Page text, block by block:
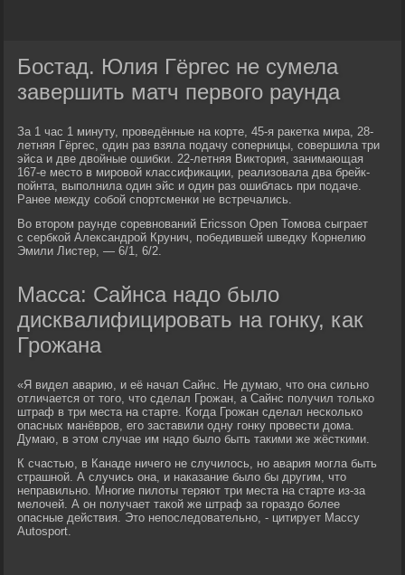
Бостад. Юлия Гёргес не сумела
завершить матч первого раунда
За 1 час 1 минуту, проведённые на корте, 45-я ракетка мира, 28-
летняя Гёргес, один раз взяла подачу соперницы, совершила три
эйса и две двойные ошибки. 22-летняя Виктория, занимающая
167-е место в мировой классификации, реализовала два брейк-
пойнта, выполнила один эйс и один раз ошиблась при подаче.
Ранее между собой спортсменки не встречались.
Во втором раунде соревнований Ericsson Open Томова сыграет
с сербкой Александрой Крунич, победившей шведку Корнелию
Эмили Листер, — 6/1, 6/2.
Масса: Сайнса надо было
дисквалифицировать на гонку, как
Грожана
«Я видел аварию, и её начал Сайнс. Не думаю, что она сильно
отличается от того, что сделал Грожан, а Сайнс получил только
штраф в три места на старте. Когда Грожан сделал несколько
опасных манёвров, его заставили одну гонку провести дома.
Думаю, в этом случае им надо было быть такими же жёсткими.
К счастью, в Канаде ничего не случилось, но авария могла быть
страшной. А случись она, и наказание было бы другим, что
неправильно. Многие пилоты теряют три места на старте из-за
мелочей. А он получает такой же штраф за гораздо более
опасные действия. Это непоследовательно, - цитирует Массу
Autosport.